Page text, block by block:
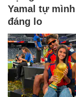
Yamal tự
đáng lo